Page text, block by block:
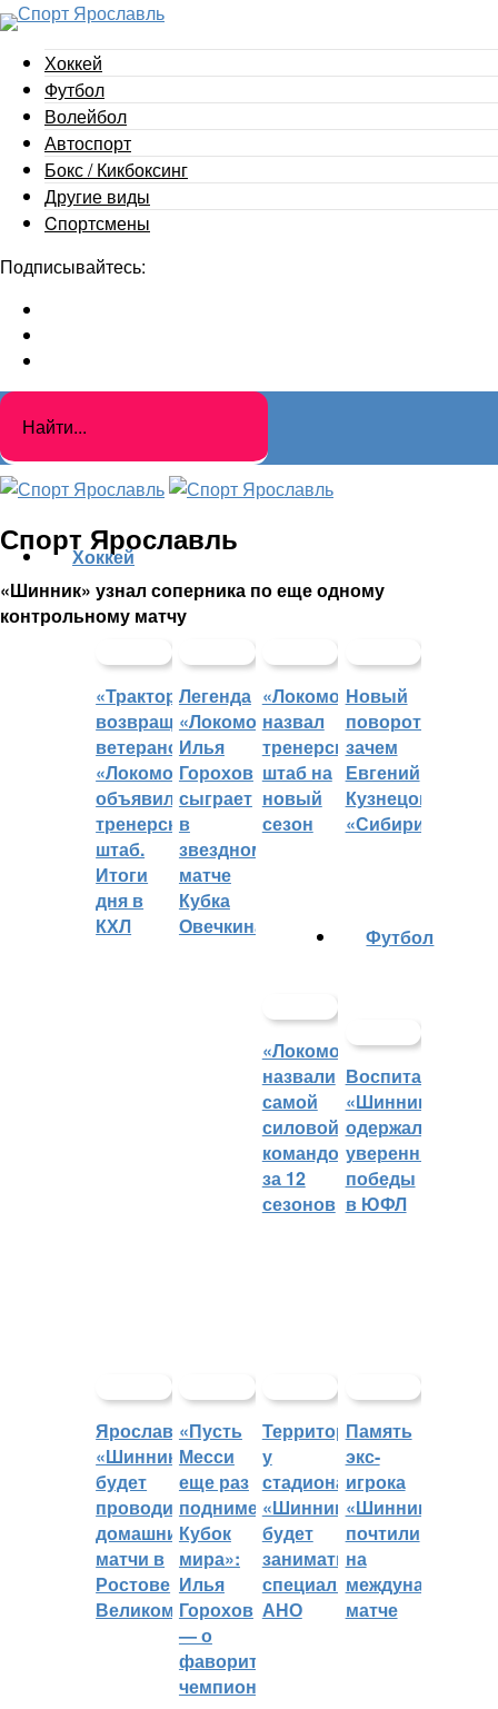
Хоккей
Футбол
Волейбол
Автоспорт
Бокс / Кикбоксинг
Другие виды
Cпортсмены
Подписывайтесь:
Спорт Ярославль
«Шинник» узнал соперника по еще одному
контрольному матчу
Хоккей
«Трактор»
возвращает
ветеранов,
«Локомотив»
объявил
тренерский
штаб.
Итоги
дня в
КХЛ
Легенда
«Локомотива»
Илья
Горохов
сыграет
в
звездном
матче
Кубка
Овечкина
«Локомотив»
назвал
тренерский
штаб на
новый
сезон
Новый
поворот:
зачем
Евгений
Кузнецов
«Сибири»?
«Локомотив»
назвали
самой
силовой
командой
за 12
сезонов
Футбол
Воспитанники
«Шинника»
одержали
уверенные
победы
в ЮФЛ
Ярославский
«Шинник»
будет
проводить
домашние
матчи в
Ростове
Великом
«Пусть
Месси
еще раз
поднимет
Кубок
мира»:
Илья
Горохов
— о
фаворитах
чемпионата
Территорией
у
стадиона
«Шинник»
будет
заниматься
специальное
АНО
Память
экс-
игрока
«Шинника»
почтили
на
международном
матче